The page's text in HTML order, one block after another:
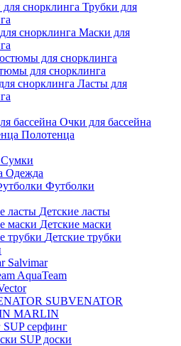
Трубки для
Маски для
для снорклинга
Ласты для
Очки для бассейна
Полотенца
Сумки
Одежда
Футболки
Детские ласты
Детские маски
Детские трубки
Salvimar
AquaTeam
SUBVENATOR
MARLIN
SUP серфинг
SUP доски